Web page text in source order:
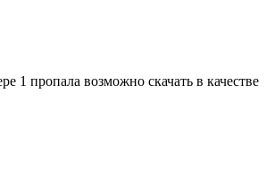
1 пропала возможно скачать в качестве